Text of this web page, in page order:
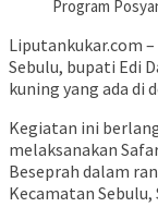
Program
Liputankukar.com
Sebulu, bupati Edi
kuning yang ada di
Kegiatan ini
melaksanakan
Beseprah dalam
Kecamatan Sebulu,